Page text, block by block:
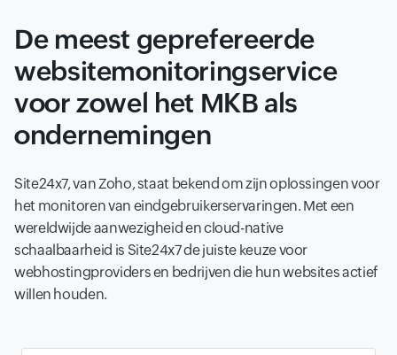
De meest geprefereerde
websitemonitoringservice
voor zowel het MKB als
ondernemingen
Site24x7, van Zoho, staat bekend om zijn oplossingen voor
het monitoren van eindgebruikerservaringen. Met een
wereldwijde aanwezigheid en cloud-native
schaalbaarheid is Site24x7 de juiste keuze voor
webhostingproviders en bedrijven die hun websites actief
willen houden.